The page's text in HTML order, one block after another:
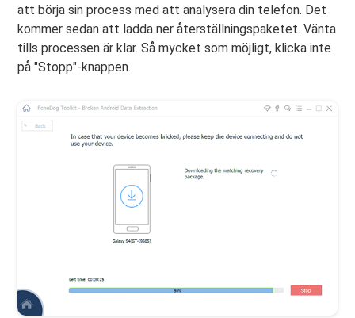
att börja sin process med att analysera din telefon. Det
kommer sedan att ladda ner återställningspaketet. Vänta
tills processen är klar. Så mycket som möjligt, klicka inte
på "Stopp"-knappen.